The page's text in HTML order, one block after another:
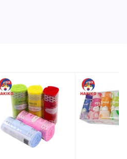
và nấm mốc. Đồng thời, túi
phẩm, giữ cho nó tươi ngon